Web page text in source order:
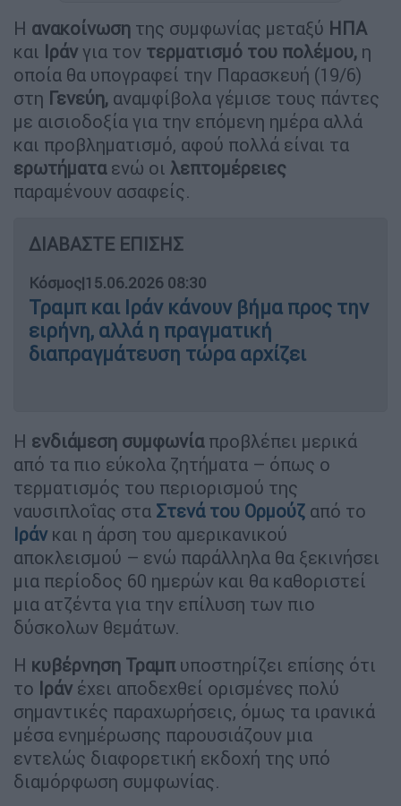
H ανακοίνωση της συμφωνίας μεταξύ ΗΠΑ
και Ιράν για τον τερματισμό του πολέμου, η
οποία θα υπογραφεί την Παρασκευή (19/6)
στη Γενεύη, αναμφίβολα γέμισε τους πάντες
με αισιοδοξία για την επόμενη ημέρα αλλά
και προβληματισμό, αφού πολλά είναι τα
ερωτήματαενώ οι λεπτομέρειες
παραμένουν ασαφείς.
ΔΙΑΒΑΣΤΕ ΕΠΙΣΗΣ
Κόσμος|15.06.2026 08:30
Τραμπ και Ιράν κάνουν βήμα προς την
ειρήνη, αλλά η πραγματική
διαπραγμάτευση τώρα αρχίζει
Η ενδιάμεση συμφωνίαπροβλέπει μερικά
από τα πιο εύκολα ζητήματα – όπως ο
τερματισμός του περιορισμού της
ναυσιπλοΐας στα Στενά του Ορμούζ από το
Ιράν και η άρση του αμερικανικού
αποκλεισμού – ενώ παράλληλα θα ξεκινήσει
μια περίοδος 60 ημερών και θα καθοριστεί
μια ατζέντα για την επίλυση των πιο
δύσκολων θεμάτων.
Η κυβέρνηση Τραμπυποστηρίζει επίσης ότι
το Ιράν έχει αποδεχθεί ορισμένες πολύ
σημαντικές παραχωρήσεις, όμως τα ιρανικά
μέσα ενημέρωσης παρουσιάζουν μια
εντελώς διαφορετική εκδοχή της υπό
διαμόρφωση συμφωνίας.